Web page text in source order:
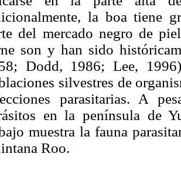
la boa tiene
del mercado negro de
son y han sido
Dodd, 1986; Lee,
silvestres de
parasitarias. A
en la península de
muestra la fauna
Roo.